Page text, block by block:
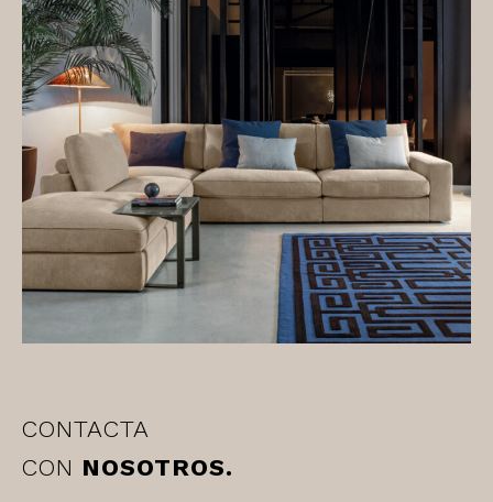
CONTACTA
CON NOSOTROS.